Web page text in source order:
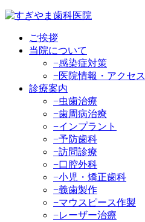
ご挨拶
当院について
−感染症対策
−医院情報・アクセス
診療案内
−虫歯治療
−歯周病治療
−インプラント
−予防歯科
−訪問診療
−口腔外科
−小児・矯正歯科
−義歯製作
−マウスピース作製
−レーザー治療